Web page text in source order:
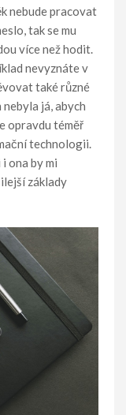
nebude pracovat
tak se mu
více než hodit.
nevyznáte v
také různé
já, abych
opravdu téměř
technologii.
ona by mi
základy